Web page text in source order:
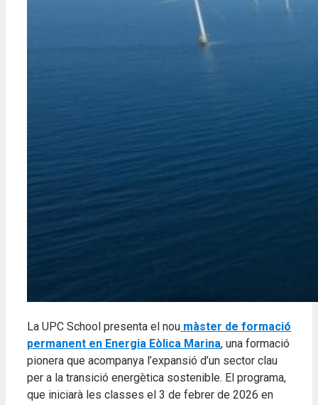
La UPC School presenta el nou màster de formació
permanent en Energia Eòlica Marina, una formació
pionera que acompanya l’expansió d’un sector clau
per a la transició energètica sostenible. El programa,
que iniciarà les classes el 3 de febrer de 2026 en